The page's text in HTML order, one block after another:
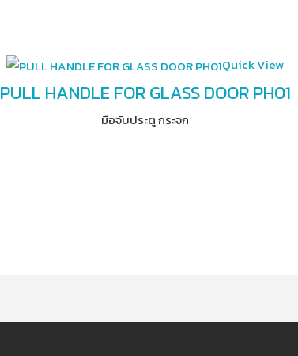
Quick View
PULL HANDLE FOR GLASS DOOR PH01
มือจับประตู กระจก